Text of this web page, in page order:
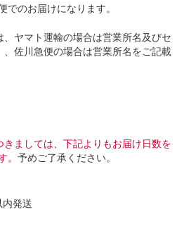
でのお届けになります。
ヤマト運輸の場合は営業所名及びセ
、佐川急便の場合は営業所名をご記載
ましては、下記よりもお届け日数を
。 予めご了承ください。
発送